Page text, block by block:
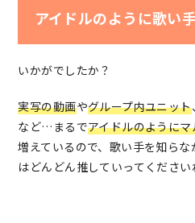
アイドルのように歌い
いかがでしたか？
実写の動画やグループ内ユニット
など…まるでアイドルのように
増えているので、歌い手を知ら
はどんどん推していってください